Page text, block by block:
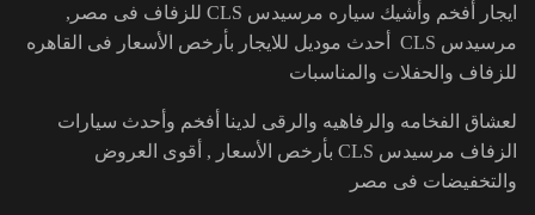
ايجار أفخم وأشيك سياره مرسيدس CLS للزفاف فى مصر,
مرسيدس CLS أحدث موديل للايجار بأرخص الأسعار فى القاهره
للزفاف والحفلات والمناسبات
لعشاق الفخامه والرفاهيه والرقى لدينا أفخم وأحدث سيارات
الزفاف مرسيدس CLS بأرخص الأسعار , أقوى العروض
والتخفيضات فى مصر